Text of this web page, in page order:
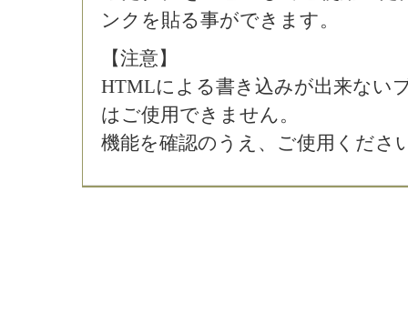
ンクを貼る事ができます。
【注意】
HTMLによる書き込みが出来ない
はご使用できません。
機能を確認のうえ、ご使用くださ